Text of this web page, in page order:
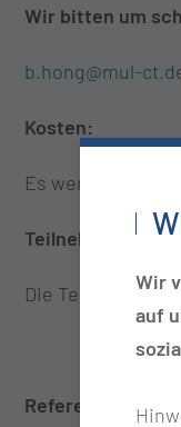
Wir bitten um
b.hong@mul-
Kosten:
Es werden keine
Teilnehmerzahl:
Die
Referent:innen:
Wir
auf